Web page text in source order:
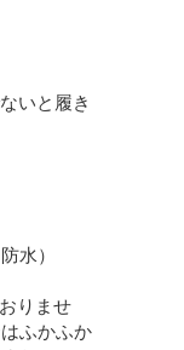
いと履き
水）
りませ
ふかふか